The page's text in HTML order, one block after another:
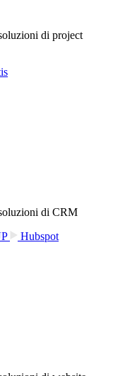
di project
di CRM
Hubspot